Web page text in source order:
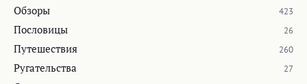
Обзоры 423
Пословицы 26
Путешествия 260
Ругательства 27